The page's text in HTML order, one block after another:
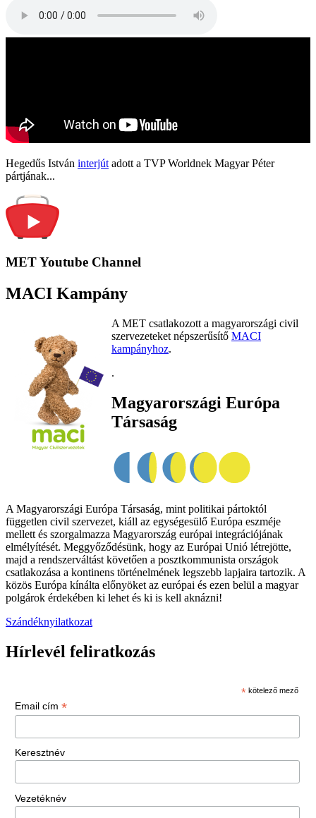
Hegedűs István interjút adott a TVP Worldnek Magyar Péter
pártjának...
MET Youtube Channel
MACI Kampány
A MET csatlakozott a magyarországi civil
szervezeteket népszerűsítő MACI
kampányhoz.
.
Magyarországi Európa
Társaság
A Magyarországi Európa Társaság, mint politikai pártoktól
független civil szervezet, kiáll az egységesülő Európa eszméje
mellett és szorgalmazza Magyarország európai integrációjának
elmélyítését. Meggyőződésünk, hogy az Európai Unió létrejötte,
majd a rendszerváltást követően a posztkommunista országok
csatlakozása a kontinens történelmének legszebb lapjaira tartozik. A
közös Európa kínálta előnyöket az európai és ezen belül a magyar
polgárok érdekében ki lehet és ki is kell aknázni!
Szándéknyilatkozat
Hírlevél feliratkozás
* kötelező mező
Email cím *
Keresztnév
Vezetéknév